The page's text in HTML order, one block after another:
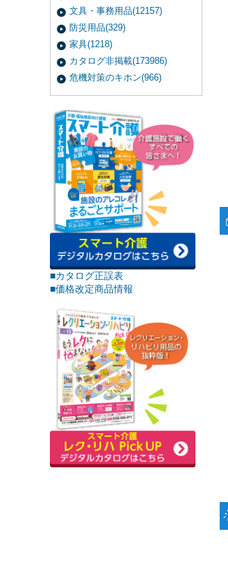
文具・事務用品(12157)
防災用品(329)
家具(1218)
カタログ非掲載(173986)
危機対策のキホン(966)
■カタログ正誤表
■価格改定商品情報